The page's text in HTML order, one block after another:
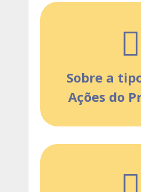
Sobre a
Ações do